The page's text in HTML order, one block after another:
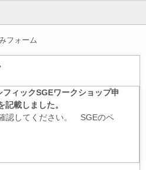
フォーム
ィックSGEワークショップ申
載しました。
認してください。 SGEのペ